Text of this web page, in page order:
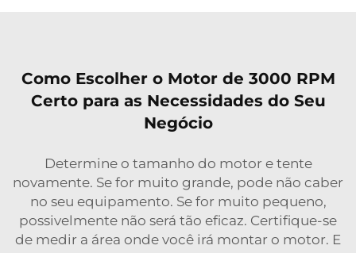
Como Escolher o Motor de 3000 RPM
Certo para as Necessidades do Seu
Negócio
Determine o tamanho do motor e tente
novamente. Se for muito grande, pode não caber
no seu equipamento. Se for muito pequeno,
possivelmente não será tão eficaz. Certifique-se
de medir a área onde você irá montar o motor. E